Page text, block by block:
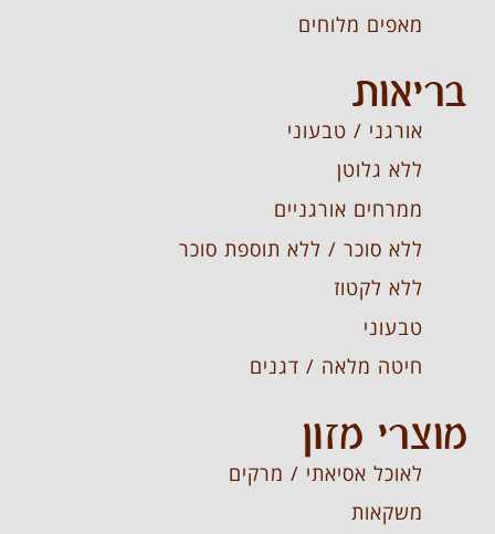
מאפים מלוחים
בריאות
אורגני / טבעוני
ללא גלוטן
ממרחים אורגניים
ללא סוכר / ללא תוספת סוכר
ללא לקטוז
טבעוני
חיטה מלאה / דגנים
מוצרי מזון
לאוכל אסיאתי / מרקים
משקאות